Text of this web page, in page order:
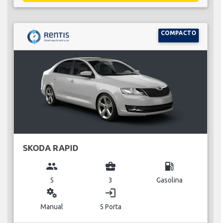
COMPACTO
SKODA RAPID
group
5
business_center
3
local_gas_station
Gasolina
miscellaneous_services
Manual
login
5 Porta